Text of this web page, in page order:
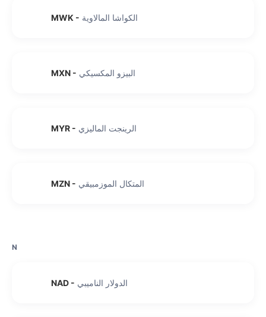
MWK - الكواشا المالاوية
MXN - البيزو المكسيكي
MYR - الرينجت الماليزي
MZN - المتكال الموزمبيقي
N
NAD - الدولار الناميبي